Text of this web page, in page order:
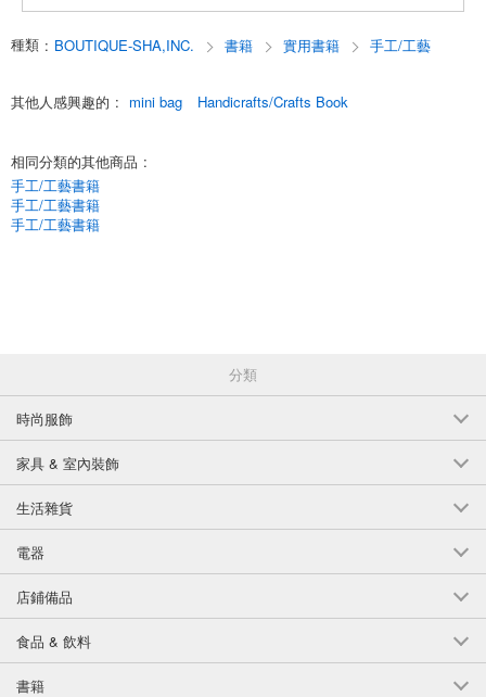
種類 : BOUTIQUE-SHA,INC. 書籍 實用書籍 手工/工藝
其他人感興趣的 : mini bag Handicrafts/Crafts Book
相同分類的其他商品 :
手工/工藝書籍
手工/工藝書籍
手工/工藝書籍
分類
時尚服飾
家具 & 室內裝飾
生活雜貨
電器
店鋪備品
食品 & 飲料
書籍